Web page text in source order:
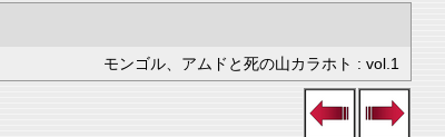
モンゴル、アムドと死の山カラホト : vol.1